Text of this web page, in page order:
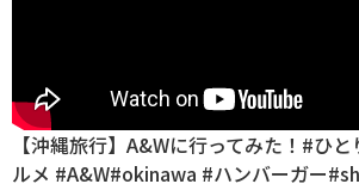
【沖縄旅行】A&Wに行ってみた！#ひ
ルメ #A&W#okinawa #ハンバーガー